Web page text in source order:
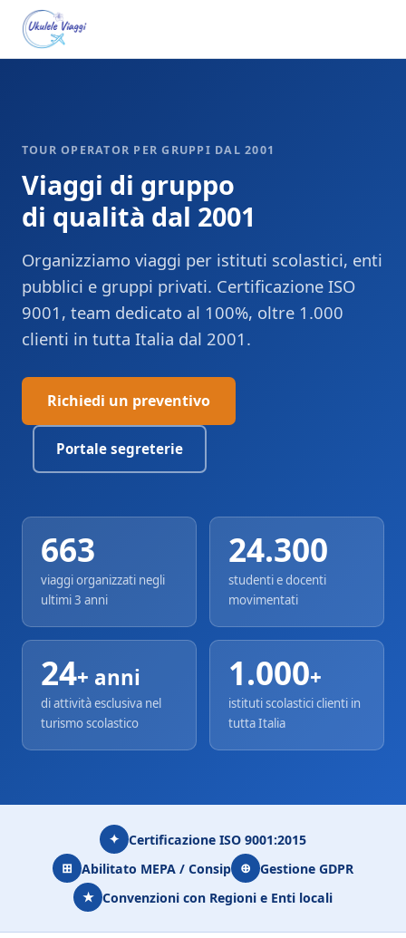
TOUR OPERATOR PER GRUPPI DAL 2001
Viaggi di gruppo
di qualità dal 2001
Organizziamo viaggi per istituti scolastici, enti
pubblici e gruppi privati. Certificazione ISO
9001, team dedicato al 100%, oltre 1.000
clienti in tutta Italia dal 2001.
Richiedi un preventivo
Portale segreterie
663
viaggi organizzati negli
ultimi 3 anni
24.300
studenti e docenti
movimentati
24+ anni
di attività esclusiva nel
turismo scolastico
1.000+
istituti scolastici clienti in
tutta Italia
✦ Certificazione ISO 9001:2015
⊞ Abilitato MEPA / Consip ⊕ Gestione GDPR
★ Convenzioni con Regioni e Enti locali